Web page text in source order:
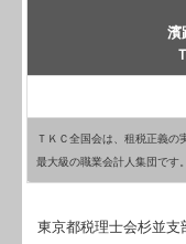
濱
ＴＫＣ全国会は、租税正義の
最大級の職業会計人集団です。
東京都税理士会杉並支